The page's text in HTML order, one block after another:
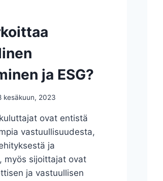
ja ESG?
kesäkuun, 2023
ovat entistä
vastuullisuudesta,
ja
myös sijoittajat ovat
ja vastuullisen